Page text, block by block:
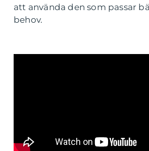
att använda den som passar
behov.